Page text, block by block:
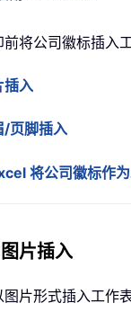
将公司徽标插入
插入
/页脚插入
将公司徽标作
片插入
片形式插入工作表